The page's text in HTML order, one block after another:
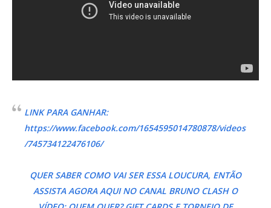
LINK PARA GANHAR:
https://www.facebook.com/1654595014780878/videos
/745734122476106/
QUER SABER COMO VAI SER ESSA LOUCURA, ENTÃO
ASSISTA AGORA AQUI NO CANAL BRUNO CLASH O